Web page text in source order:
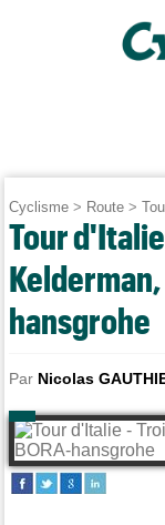
Cyclisme > Route >
Tour
hansgrohe
Par Nicolas